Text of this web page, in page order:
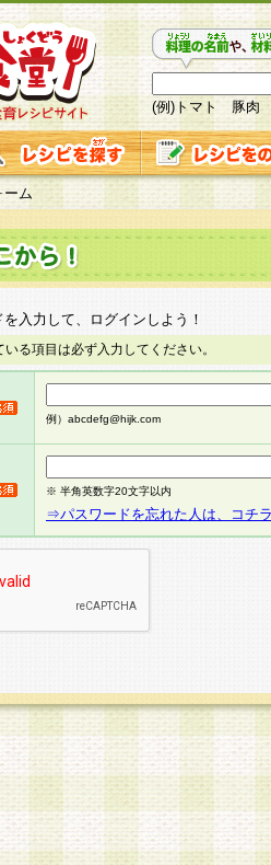
(例)トマト 豚肉
ーム
入力して、ログインしよう！
る項目は必ず入力してください。
例）abcdefg@hijk.com
※ 半角英数字20文字以内
⇒パスワードを忘れた人は、コチ